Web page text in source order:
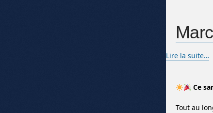
Ce
Tout au
Lire la suite…